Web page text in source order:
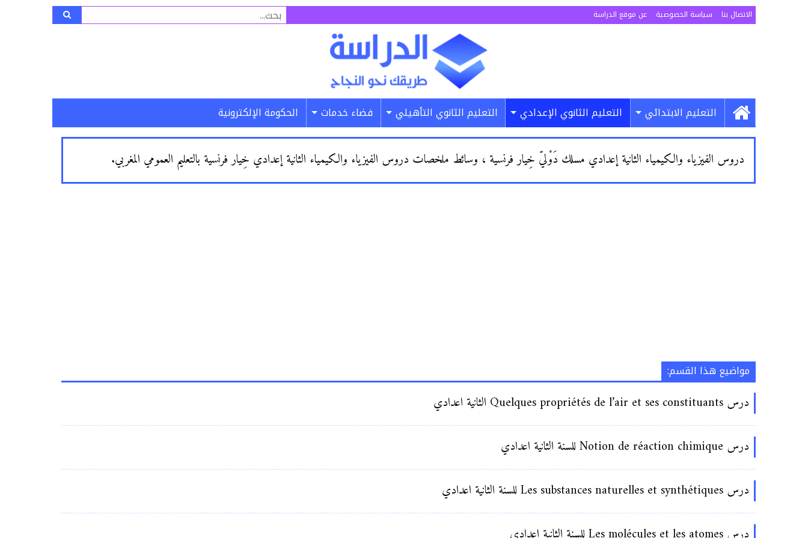
الاتصال بنا سياسة الخصوصية عن موقع الدراسة البحث
عن:
التعليم الابتدائي التعليم الثانوي الإعدادي التعليم الثانوي التأهيلي فضاء خدمات الحكومة الإلكترونية
دروس الفيزياء والكيمياء الثانية إعدادي مسلك دَوْليّ خِيار فرنسية ، وسائط ملخصات دروس الفيزياء والكيمياء الثانية إعدادي خِيار فرنسية بالتعليم العمومي المغربي.
مواضيع هذا القسم:
درس Quelques propriétés de l’air et ses constituants الثانية اعدادي
درس Notion de réaction chimique للسنة الثانية اعدادي
درس Les substances naturelles et synthétiques للسنة الثانية اعدادي